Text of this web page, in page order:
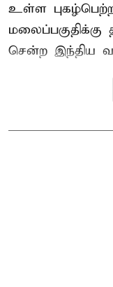
உள்ள
மலைப்பகுதிக்கு
சென்ற இந்திய